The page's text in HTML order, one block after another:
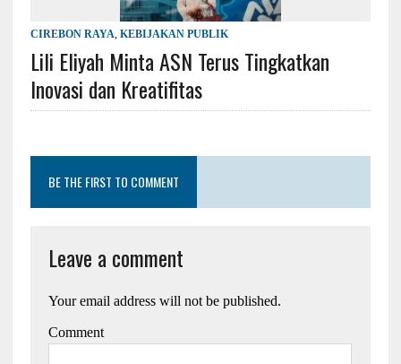
CIREBON RAYA, KEBIJAKAN PUBLIK
Lili Eliyah Minta ASN Terus Tingkatkan
Inovasi dan Kreatifitas
BE THE FIRST TO COMMENT
Leave a comment
Your email address will not be published.
Comment